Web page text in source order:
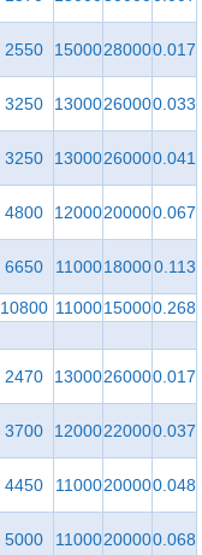
2550 15000280000.017
3250 13000260000.033
3250 13000260000.041
4800 12000200000.067
6650 11000180000.113
10800 11000150000.268
2470 13000260000.017
3700 12000220000.037
4450 11000200000.048
5000 11000200000.068